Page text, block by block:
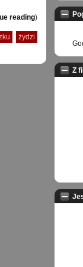
reading)
żydzi
Z